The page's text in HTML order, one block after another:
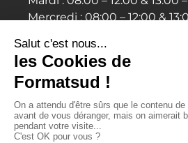
Mercredi : 08:00 – 12:00 &
jeudi : 08:00 – 12:00 & 13:00 –
Vendredi : 08:00 – 12:00
Samedi : fermé
Dimanche : fermé